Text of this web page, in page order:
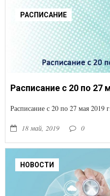
РАСПИСАНИЕ
Расписание с 20 по 27
Расписание с 20 по 27 мая 2019
18 май, 2019 0
НОВОСТИ